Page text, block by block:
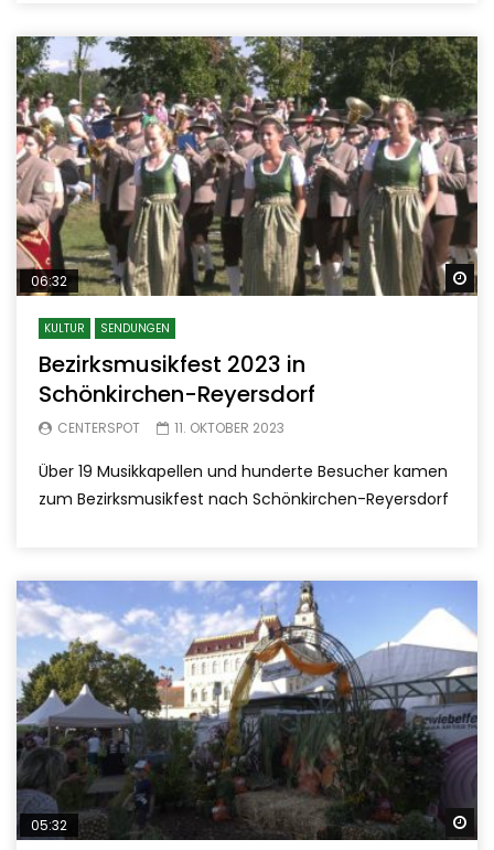
06:32
KULTUR SENDUNGEN
Bezirksmusikfest 2023 in
Schönkirchen-Reyersdorf
CENTERSPOT 11. OKTOBER 2023
Über 19 Musikkapellen und hunderte Besucher kamen
zum Bezirksmusikfest nach Schönkirchen-Reyersdorf
05:32